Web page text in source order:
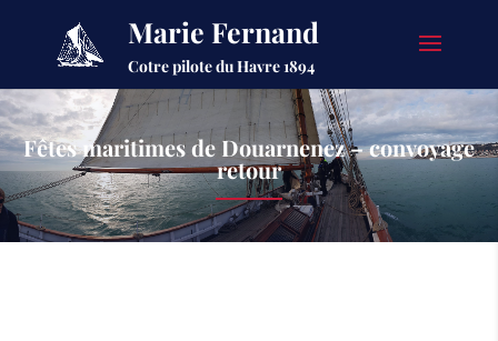
Marie Fernand
Cotre pilote du Havre 1894
Fêtes maritimes de Douarnenez – convoyage
retour